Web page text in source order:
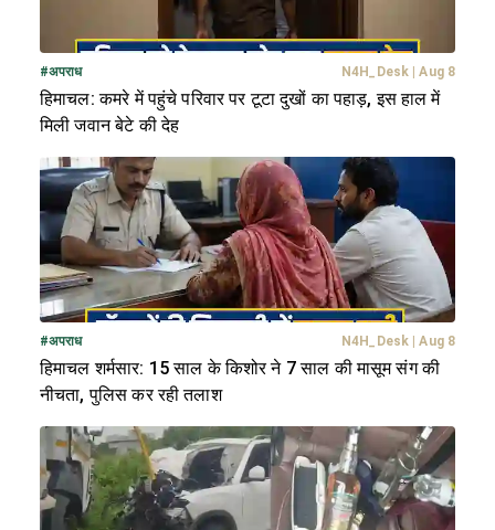
#अपराध N4H_Desk | Aug 8
हिमाचल: कमरे में पहुंचे परिवार पर टूटा दुखों का पहाड़, इस हाल में
मिली जवान बेटे की देह
#अपराध N4H_Desk | Aug 8
हिमाचल शर्मसार: 15 साल के किशोर ने 7 साल की मासूम संग की
नीचता, पुलिस कर रही तलाश